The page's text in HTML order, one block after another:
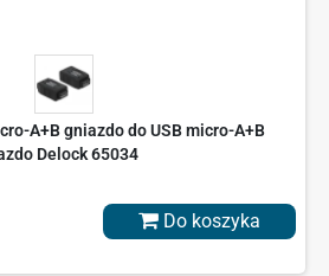
A+B gniazdo do USB micro-A+B
Delock 65034
Do koszyka